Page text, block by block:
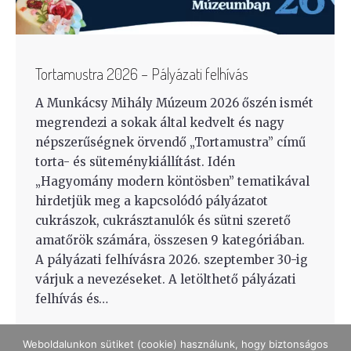
Tortamustra 2026 – Pályázati felhívás
A Munkácsy Mihály Múzeum 2026 őszén ismét
megrendezi a sokak által kedvelt és nagy
népszerűségnek örvendő „Tortamustra” című
torta- és süteménykiállítást. Idén
„Hagyomány modern köntösben” tematikával
hirdetjük meg a kapcsolódó pályázatot
cukrászok, cukrásztanulók és sütni szerető
amatőrök számára, összesen 9 kategóriában.
A pályázati felhívásra 2026. szeptember 30-ig
várjuk a nevezéseket. A letölthető pályázati
felhívás és…
Weboldalunkon sütiket (cookie) használunk, hogy biztonságos